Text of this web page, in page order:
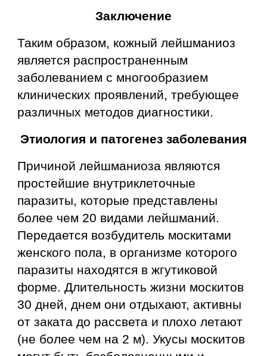
Заключение
Таким образом, кожный лейшманиоз
является распространенным
заболеванием с многообразием
клинических проявлений, требующее
различных методов диагностики.
Этиология и патогенез заболевания
Причиной лейшманиоза являются
простейшие внутриклеточные
паразиты, которые представлены
более чем 20 видами лейшманий.
Передается возбудитель москитами
женского пола, в организме которого
паразиты находятся в жгутиковой
форме. Длительность жизни москитов
30 дней, днем они отдыхают, активны
от заката до рассвета и плохо летают
(не более чем на 2 м). Укусы москитов